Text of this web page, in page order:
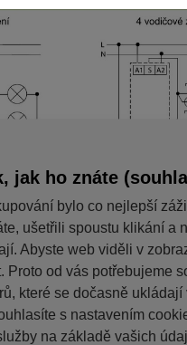
jak ho znáte
bylo co nejlepší
ušetřili spoustu klikání a
Abyste web viděli v
od vás potřebujeme
které se dočasně
s nastavením
na základě vašich